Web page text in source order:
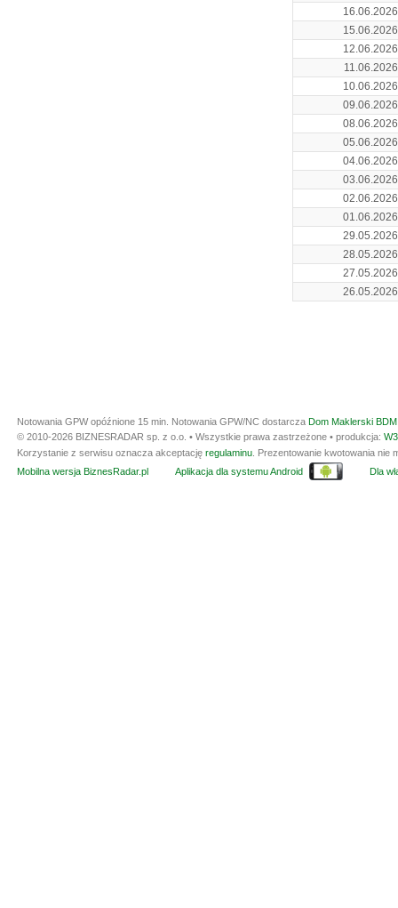
16.06.2026
15.06.2026
12.06.2026
11.06.2026
10.06.2026
09.06.2026
08.06.2026
05.06.2026
04.06.2026
03.06.2026
02.06.2026
01.06.2026
29.05.2026
28.05.2026
27.05.2026
26.05.2026
Notowania GPW opóźnione 15 min. Notowania GPW/NC dostarcza Dom Maklerski
© 2010-2026 BIZNESRADAR sp. z o.o. • Wszystkie prawa zastrzeżone • produkcja:
Korzystanie z serwisu oznacza akceptację regulaminu . Prezentowanie kwotowania
Mobilna wersja BiznesRadar.pl
Aplikacja dla systemu Android Dla